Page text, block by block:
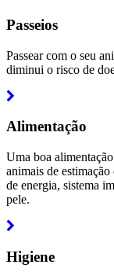
Passeios
Passear com o seu
diminui o risco de
Alimentação
Uma boa
animais de
de energia, sistema
pele.
Higiene